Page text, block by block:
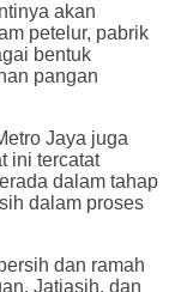
akan
petelur, pabrik
bentuk
pangan
Jaya juga
ini tercatat
dalam tahap
dalam proses
dan ramah
Jatiasih, dan